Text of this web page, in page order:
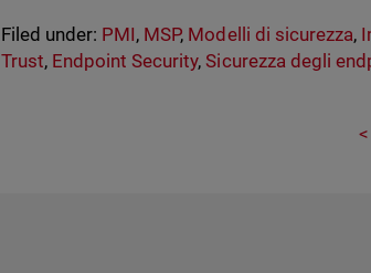
Filed under: PMI, MSP, Modelli di sicurezza,
Trust, Endpoint Security,Sicurezza degli